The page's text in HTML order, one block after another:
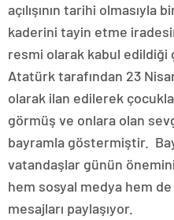
açılışının tarihi
kaderini tayin etme
resmi olarak kabul edildiği
Atatürk tarafından 23
olarak ilan edilerek
görmüş ve onlara olan
bayramla göstermiştir.
vatandaşlar günün
hem sosyal medya hem
mesajları paylaşıyor.